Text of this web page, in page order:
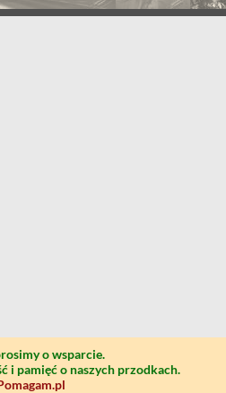
o wsparcie.
i pamięć o naszych przodkach.